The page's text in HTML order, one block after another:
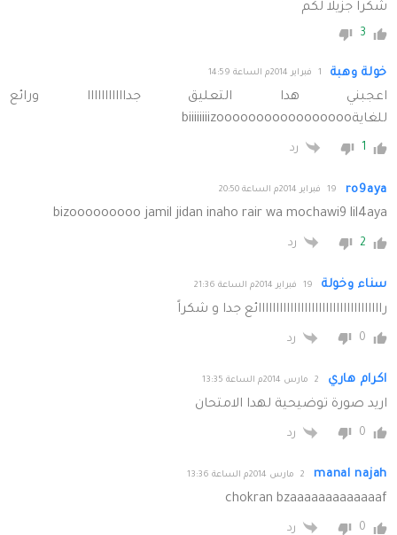
شكرا جزيلا لكم
3
خولة وهبة 1 فبراير 2014م الساعة 14:59
اعجبني هدا التعليق جدااااااااااا ورائع
للغايةbiiiiiiiizooooooooooooooooo
1 رد
ro9aya 19 فبراير 2014م الساعة 20:50
bizooooooooo jamil jidan inaho rair wa mochawi9 lil4aya
2 رد
سناء وخولة 19 فبراير 2014م الساعة 21:36
رااااااااااااااااااااااااااااااااااائع جدا و شكراً
0 رد
اكرام هاري 2 مارس 2014م الساعة 13:35
اريد صورة توضيحية لهدا الامتحان
0 رد
manal najah 2 مارس 2014م الساعة 13:36
chokran bzaaaaaaaaaaaaaf
0 رد